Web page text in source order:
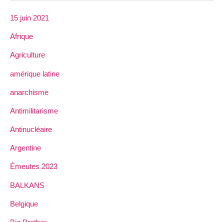
15 juin 2021
Afrique
Agriculture
amérique latine
anarchisme
Antimilitarisme
Antinucléaire
Argentine
Émeutes 2023
BALKANS
Belgique